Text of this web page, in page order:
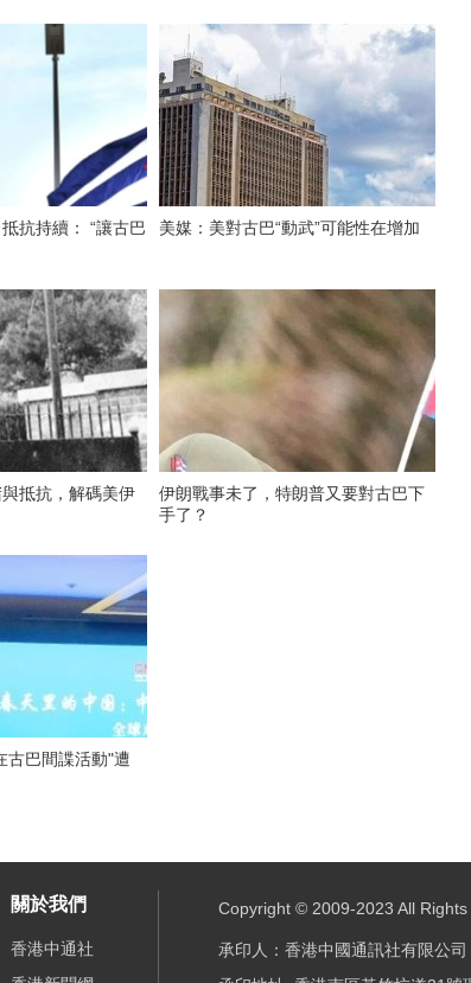
抗持續： “讓古巴
美媒：美對古巴“動武”可能性在增加
抵抗，解碼美伊
伊朗戰事未了，特朗普又要對古巴下
手了？
古巴間諜活動"遭
關於我們
香港中通社
Copyright © 2009-2023 All
承印人：香港中國通訊社有限公司